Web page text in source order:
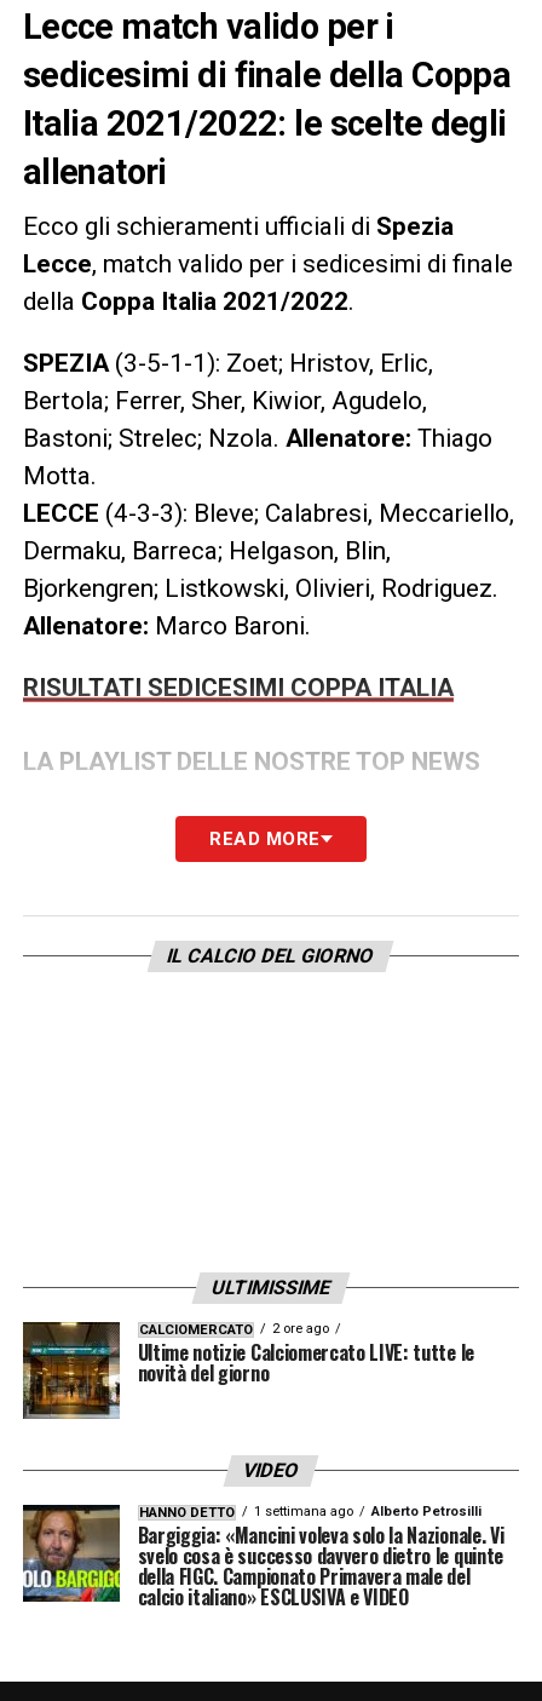
Lecce match valido per i
sedicesimi di finale della Coppa
Italia 2021/2022: le scelte degli
allenatori
Ecco gli schieramenti ufficiali di Spezia
Lecce, match valido per i sedicesimi di finale
della Coppa Italia 2021/2022.
SPEZIA(3-5-1-1): Zoet; Hristov, Erlic,
Bertola; Ferrer, Sher, Kiwior, Agudelo,
Bastoni; Strelec; Nzola. Allenatore: Thiago
Motta.
LECCE (4-3-3): Bleve; Calabresi, Meccariello,
Dermaku, Barreca; Helgason, Blin,
Bjorkengren; Listkowski, Olivieri, Rodriguez.
Allenatore: Marco Baroni.
RISULTATI SEDICESIMI COPPA ITALIA
LA PLAYLIST DELLE NOSTRE TOP NEWS
READ MORE
IL CALCIO DEL GIORNO
ULTIMISSIME
CALCIOMERCATO 2 ore ago
Ultime notizie Calciomercato LIVE: tutte le
novità del giorno
VIDEO
HANNO DETTO 1 settimana ago Alberto Petrosilli
Bargiggia: «Mancini voleva solo la Nazionale. Vi
svelo cosa è successo davvero dietro le quinte
della FIGC. Campionato Primavera male del
calcio italiano» ESCLUSIVA e VIDEO